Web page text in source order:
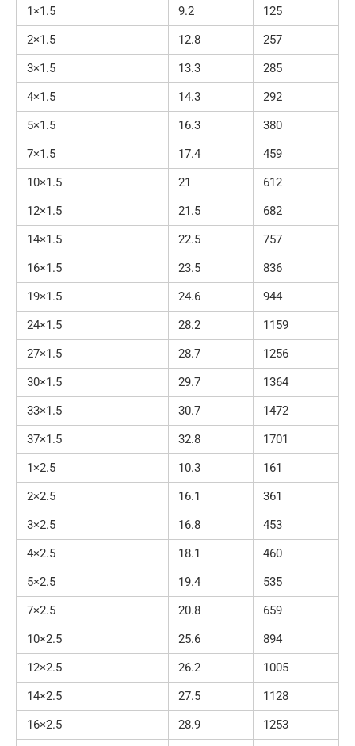
1×1.5
9.2
125
2×1.5
12.8
257
3×1.5
13.3
285
4×1.5
14.3
292
5×1.5
16.3
380
7×1.5
17.4
459
10×1.5
21
612
12×1.5
21.5
682
14×1.5
22.5
757
16×1.5
23.5
836
19×1.5
24.6
944
24×1.5
28.2
1159
27×1.5
28.7
1256
30×1.5
29.7
1364
33×1.5
30.7
1472
37×1.5
32.8
1701
1×2.5
10.3
161
2×2.5
16.1
361
3×2.5
16.8
453
4×2.5
18.1
460
5×2.5
19.4
535
7×2.5
20.8
659
10×2.5
25.6
894
12×2.5
26.2
1005
14×2.5
27.5
1128
16×2.5
28.9 1253